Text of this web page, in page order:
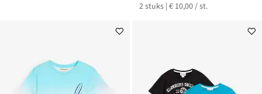
2 stuks | € 10,00 / st.